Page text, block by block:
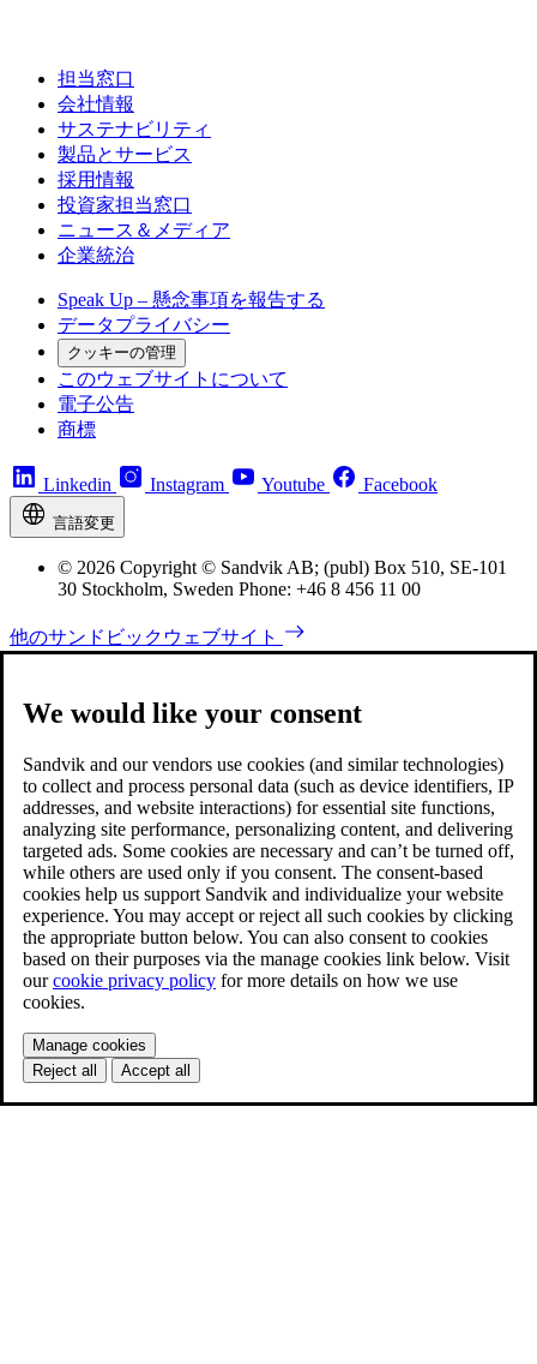
担当窓口
会社情報
サステナビリティ
製品とサービス
採用情報
投資家担当窓口
ニュース＆メディア
企業統治
Speak Up – 懸念事項を報告する
データプライバシー
クッキーの管理
このウェブサイトについて
電子公告
商標
Linkedin Instagram Youtube Facebook
言語変更
© 2026 Copyright © Sandvik AB; (publ) Box 510, SE-101
30 Stockholm, Sweden Phone: +46 8 456 11 00
他のサンドビックウェブサイト
We would like your consent
Sandvik and our vendors use cookies (and similar technologies)
to collect and process personal data (such as device identifiers, IP
addresses, and website interactions) for essential site functions,
analyzing site performance, personalizing content, and delivering
targeted ads. Some cookies are necessary and can’t be turned off,
while others are used only if you consent. The consent-based
cookies help us support Sandvik and individualize your website
experience. You may accept or reject all such cookies by clicking
the appropriate button below. You can also consent to cookies
based on their purposes via the manage cookies link below. Visit
ourcookie privacy policy for more details on how we use
cookies.
Manage cookies
Reject all
Accept all